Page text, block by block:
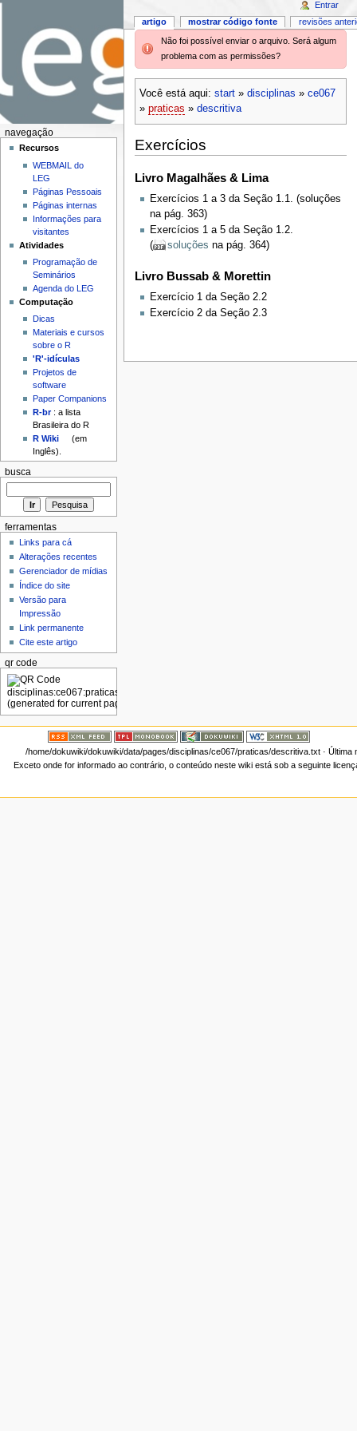
Não foi possível enviar o arquivo. Será algum
problema com as permissões?
Você está aqui: start» disciplinas » ce067
» praticas » descritiva
Exercícios
Livro Magalhães & Lima
Exercícios 1 a 3 da Seção 1.1. (soluções
na pág. 363)
Exercícios 1 a 5 da Seção 1.2.
(
soluções na pág. 364)
Livro Bussab & Morettin
Exercício 1 da Seção 2.2
Exercício 2 da Seção 2.3
artigo mostrar código fonte revisões
Entrar
navegação
Recursos
WEBMAIL do
LEG
Páginas Pessoais
Páginas internas
Informações para
visitantes
Atividades
Programação de
Seminários
Agenda do LEG
Computação
Dicas
Materiais e cursos
sobre o R
'R'-idículas
Projetos de
software
Paper Companions
R-br: a lista
Brasileira do R
R Wiki
(em
Inglês).
busca
ferramentas
Links para cá
Alterações recentes
Gerenciador de mídias
Índice do site
Versão para
Impressão
Link permanente
Cite este artigo
qr code
/home/dokuwiki/dokuwiki/data/pages/disciplinas/ce067/praticas/descritiva.txt· Última
Exceto onde for informado ao contrário, o conteúdo neste wiki está sob a seguinte